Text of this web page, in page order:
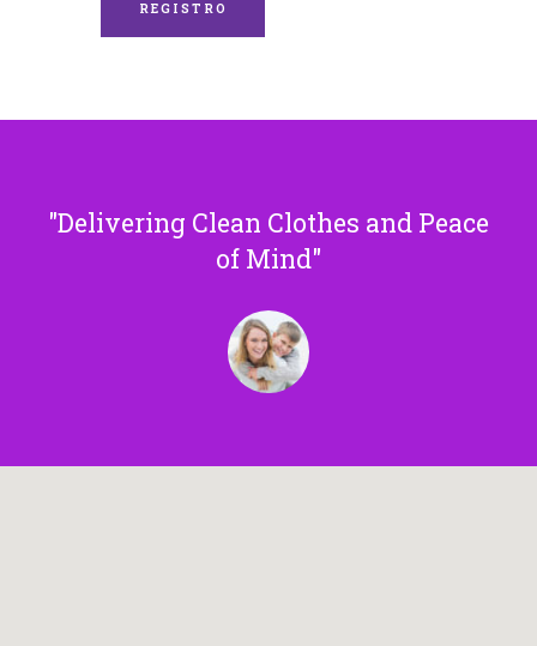
Delivering Clean Clothes and Peace
of Mind